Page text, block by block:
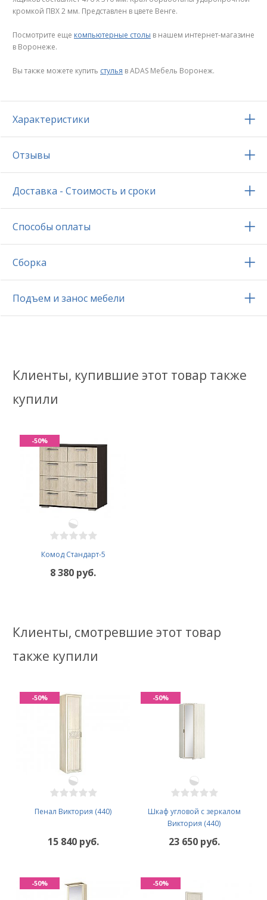
кромкой ПВХ 2 мм. Представлен в цвете Венге.
Посмотрите еще компьютерные столы в нашем интернет-магазине
в Воронеже.
Вы также можете купить стулья в ADAS Мебель Воронеж.
Характеристики
Отзывы
Доставка - Стоимость и сроки
Способы оплаты
Сборка
Подъем и занос мебели
Клиенты, купившие этот товар также
купили
Комод Стандарт-5
8 380 руб.
-50%
Клиенты, смотревшие этот товар
также купили
Пенал Виктория (440)
15 840 руб.
-50%
Шкаф угловой с зеркалом
Виктория (440)
23 650 руб.
-50%
-50% -50%